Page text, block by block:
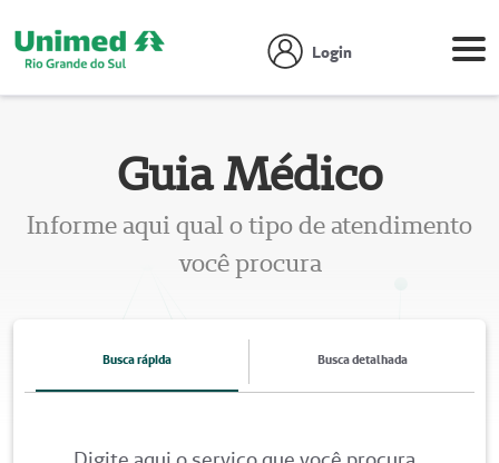
Login
Guia Médico
Informe aqui qual o tipo de atendimento
você procura
Busca rápida Busca detalhada